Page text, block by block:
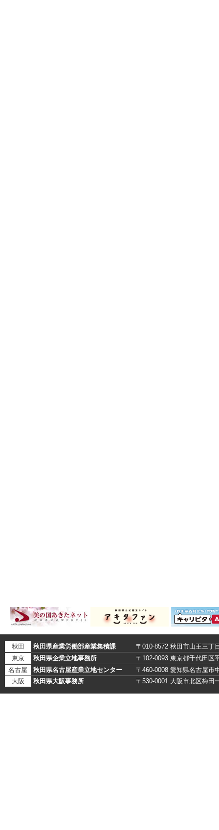
秋田 秋田県産業労働部産業集積課
〒010-8572 秋田市山王三丁
東京
秋田県企業立地事務所
〒102-0093 東京都千代田区
名古屋
秋田県名古屋産業立地センター
〒460-0008 愛知県名古屋市
大阪
秋田県大阪事務所 〒530-0001 大阪市北区梅田